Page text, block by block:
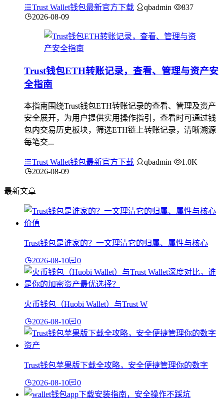
Trust Wallet钱包最新官方下载 qbadmin
837
2026-08-09
Trust钱包ETH转账记录，查看、管理与资产安
全指南
本指南围绕Trust钱包ETH转账记录的查看、管理及资产
安全展开，为用户提供实用操作指引，查看时可通过钱
包内交易历史板块，筛选ETH链上转账记录，清晰溯源
每笔交...
Trust Wallet钱包最新官方下载 qbadmin
1.0K
2026-08-09
最新文章
Trust钱包是谁家的？一文理清它的归属、属性与核心
2026-08-10 0
火币钱包（Huobi Wallet）与Trust W
2026-08-10 0
Trust钱包苹果版下载全攻略，安全便捷管理你的数字
2026-08-10 0